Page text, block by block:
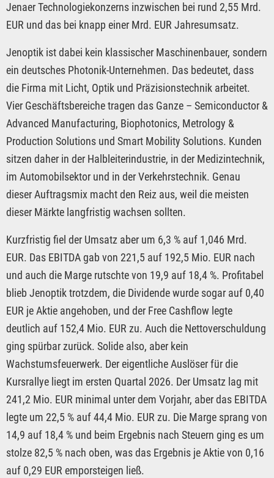
Jenaer Technologiekonzerns inzwischen bei rund 2,55 Mrd.
EUR und das bei knapp einer Mrd. EUR Jahresumsatz.
Jenoptik ist dabei kein klassischer Maschinenbauer, sondern
ein deutsches Photonik-Unternehmen. Das bedeutet, dass
die Firma mit Licht, Optik und Präzisionstechnik arbeitet.
Vier Geschäftsbereiche tragen das Ganze – Semiconductor &
Advanced Manufacturing, Biophotonics, Metrology &
Production Solutions und Smart Mobility Solutions. Kunden
sitzen daher in der Halbleiterindustrie, in der Medizintechnik,
im Automobilsektor und in der Verkehrstechnik. Genau
dieser Auftragsmix macht den Reiz aus, weil die meisten
dieser Märkte langfristig wachsen sollten.
Kurzfristig fiel der Umsatz aber um 6,3 % auf 1,046 Mrd.
EUR. Das EBITDA gab von 221,5 auf 192,5 Mio. EUR nach
und auch die Marge rutschte von 19,9 auf 18,4 %. Profitabel
blieb Jenoptik trotzdem, die Dividende wurde sogar auf 0,40
EUR je Aktie angehoben, und der Free Cashflow legte
deutlich auf 152,4 Mio. EUR zu. Auch die Nettoverschuldung
ging spürbar zurück. Solide also, aber kein
Wachstumsfeuerwerk. Der eigentliche Auslöser für die
Kursrallye liegt im ersten Quartal 2026. Der Umsatz lag mit
241,2 Mio. EUR minimal unter dem Vorjahr, aber das EBITDA
legte um 22,5 % auf 44,4 Mio. EUR zu. Die Marge sprang von
14,9 auf 18,4 % und beim Ergebnis nach Steuern ging es um
stolze 82,5 % nach oben, was das Ergebnis je Aktie von 0,16
auf 0,29 EUR emporsteigen ließ.